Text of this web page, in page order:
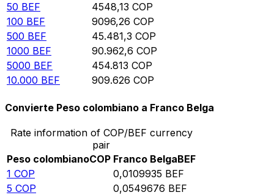
50 BEF 4548,13 COP
100 BEF 9096,26 COP
500 BEF 45.481,3 COP
1000 BEF 90.962,6 COP
5000 BEF 454.813 COP
10.000 BEF 909.626 COP
Convierte Peso colombiano a Franco Belga
Rate information of COP/BEF currency
pair
Peso colombianoCOP Franco BelgaBEF
1 COP 0,0109935 BEF
5 COP 0,0549676 BEF